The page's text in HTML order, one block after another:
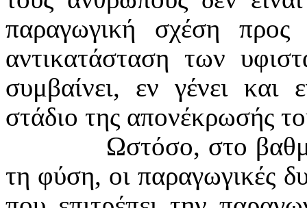
παραγωγική σχέση
αντικατάσταση των
συμβαίνει, εν γένει
στάδιο της απονέκρωσής
Ωστόσο, στο
τη φύση, οι παραγωγικές